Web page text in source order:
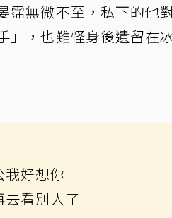
霈無微不至，私下的他
」，也難怪身後遺留在
好想你
看別人了